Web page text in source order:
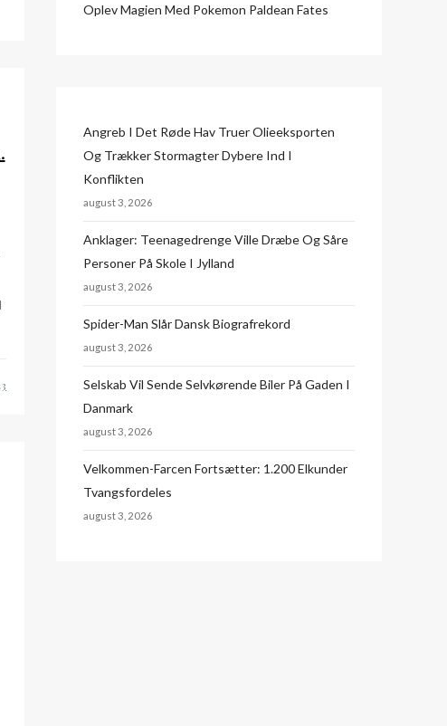
Oplev Magien Med Pokemon Paldean Fates
Angreb I Det Røde Hav Truer Olieeksporten
Og Trækker Stormagter Dybere Ind I
Konflikten
august 3, 2026
Anklager: Teenagedrenge Ville Dræbe Og Såre
Personer På Skole I Jylland
august 3, 2026
Spider-Man Slår Dansk Biografrekord
august 3, 2026
Selskab Vil Sende Selvkørende Biler På Gaden I
Danmark
august 3, 2026
Velkommen-Farcen Fortsætter: 1.200 Elkunder
Tvangsfordeles
august 3, 2026